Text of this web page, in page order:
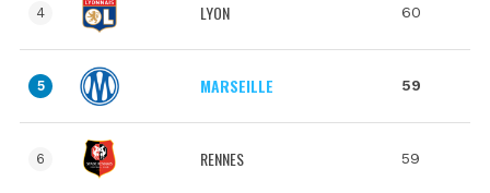
4 LYON 60
5 MARSEILLE 59
6 RENNES 59